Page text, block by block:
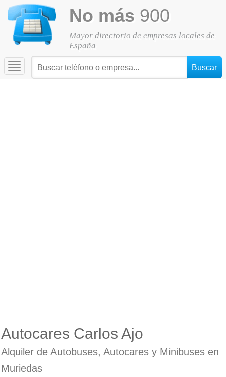
No más 900
Mayor directorio de empresas locales de
España
Toggle
navigation
Autocares Carlos Ajo
Alquiler de Autobuses, Autocares y Minibuses en
Muriedas